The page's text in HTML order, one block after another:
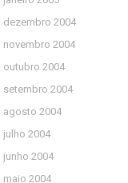
dezembro 2004
novembro 2004
outubro 2004
setembro 2004
agosto 2004
julho 2004
junho 2004
maio 2004